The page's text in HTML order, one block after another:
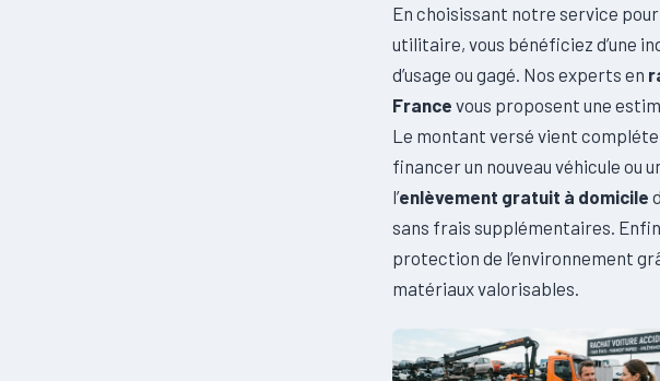
En choisissant notre service
utilitaire, vous bénéficiez d’une
d’usage ou gagé. Nos experts en
France vous proposent une
Le montant versé vient
financer un nouveau véhicule ou
l’enlèvement gratuit à domicile
sans frais supplémentaires.
protection de l’environnement
matériaux valorisables.